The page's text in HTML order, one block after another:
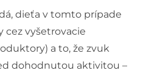
dieťa v tomto prípade
cez vyšetrovacie
a to, že zvuk
dohodnutou aktivitou –